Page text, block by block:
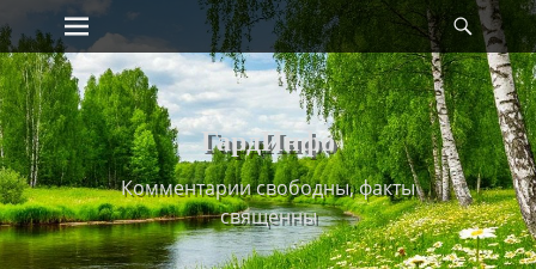
Skip
to
content
Primary Menu
ГардИнфо
Комментарии свободны, факты
священны